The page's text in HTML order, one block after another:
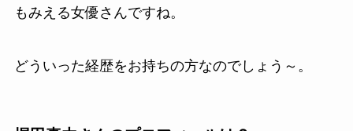
もみえる女優さんですね。
どういった経歴をお持ちの方なのでしょう～。